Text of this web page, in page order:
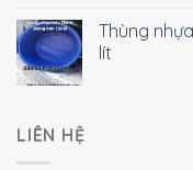
Thùng
lít
LIÊN HỆ